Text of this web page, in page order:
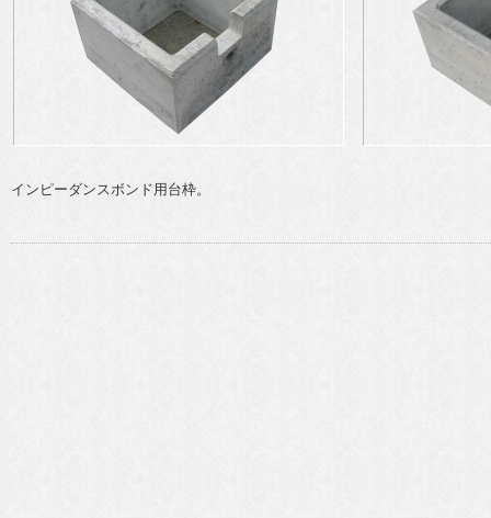
インピーダンスボンド用台枠。